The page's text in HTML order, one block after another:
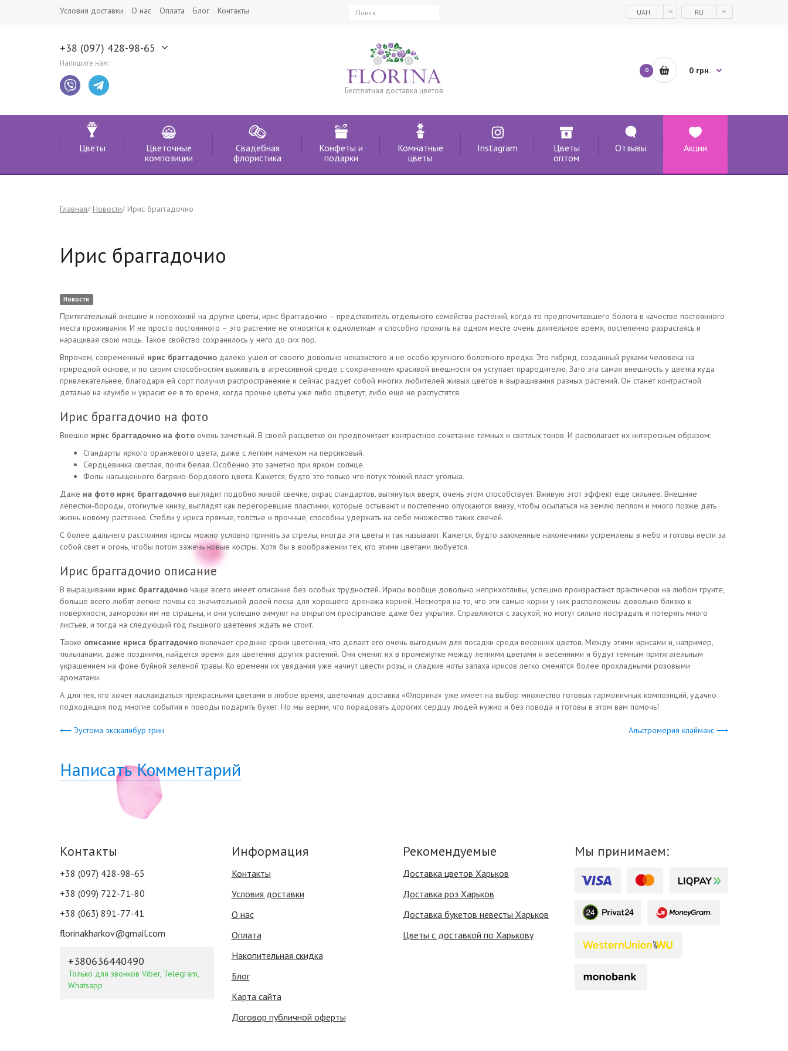
Условия доставки О нас Оплата Блог Контакты UAH RU
+38 (097) 428-98-65
Напишите нам:
Бесплатная доставка цветов
0 0 грн.
Цветы
Цветочные
композиции
Свадебная
флористика
Конфеты и
подарки
Комнатные
цветы
Instagram
Цветы
оптом
Отзывы Акции
Главная Новости Ирис браггадочио
Ирис браггадочио
Новости
Притягательный внешне и непохожий на другие цветы, ирис браггадочио – представитель отдельного семейства растений, когда-то предпочитавшего болота в качестве постоянного
места проживания. И не просто постоянного – это растение не относится к однолеткам и способно прожить на одном месте очень длительное время, постепенно разрастаясь и
наращивая свою мощь. Такое свойство сохранилось у него до сих пор.
Впрочем, современный ирис браггадочио далеко ушел от своего довольно неказистого и не особо крупного болотного предка. Это гибрид, созданный руками человека на
природной основе, и по своим способностям выживать в агрессивной среде с сохранением красивой внешности он уступает прародителю. Зато эта самая внешность у цветка куда
привлекательнее, благодаря ей сорт получил распространение и сейчас радует собой многих любителей живых цветов и выращивания разных растений. Он станет контрастной
деталью на клумбе и украсит ее в то время, когда прочие цветы уже либо отцветут, либо еще не распустятся.
Ирис браггадочио на фото
Внешне ирис браггадочио на фото очень заметный. В своей расцветке он предпочитает контрастное сочетание темных и светлых тонов. И располагает их интересным образом:
Стандарты яркого оранжевого цвета, даже с легким намеком на персиковый.
Сердцевинка светлая, почти белая. Особенно это заметно при ярком солнце.
Фолы насыщенного багряно-бордового цвета. Кажется, будто это только что потух тонкий пласт уголька.
Даже на фото ирис браггадочио выглядит подобно живой свечке, окрас стандартов, вытянутых вверх, очень этом способствует. Вживую этот эффект еще сильнее. Внешние
лепестки-бороды, отогнутые книзу, выглядят как перегоревшие пластинки, которые остывают и постепенно опускаются внизу, чтобы осыпаться на землю пеплом и много позже дать
жизнь новому растению. Стебли у ириса прямые, толстые и прочные, способны удержать на себе множество таких свечей.
С более дальнего расстояния ирисы можно условно принять за стрелы, иногда эти цветы и так называют. Кажется, будто зажженные наконечники устремлены в небо и готовы нести за
собой свет и огонь, чтобы потом зажечь новые костры. Хотя бы в воображении тех, кто этими цветами любуется.
Ирис браггадочио описание
В выращивании ирис браггадочио чаще всего имеет описание без особых трудностей. Ирисы вообще довольно неприхотливы, успешно произрастают практически на любом грунте,
больше всего любят легкие почвы со значительной долей песка для хорошего дренажа корней. Несмотря на то, что эти самые корни у них расположены довольно близко к
поверхности, заморозки им не страшны, и они успешно зимуют на открытом пространстве даже без укрытия. Справляются с засухой, но могут сильно пострадать и потерять много
листьев, и тогда на следующий год пышного цветения ждать не стоит.
Также описание ириса браггадочио включает средние сроки цветения, что делает его очень выгодным для посадки среди весенних цветов. Между этими ирисами и, например,
тюльпанами, даже поздними, найдется время для цветения других растений. Они сменят их в промежутке между летними цветами и весенними и будут темным притягательным
украшением на фоне буйной зеленой травы. Ко времени их увядания уже начнут цвести розы, и сладкие ноты запаха ирисов легко сменятся более прохладными розовыми
ароматами.
А для тех, кто хочет наслаждаться прекрасными цветами в любое время, цветочная доставка «Флорина» уже имеет на выбор множество готовых гармоничных композиций, удачно
подходящих под многие события и поводы подарить букет. Но мы верим, что порадовать дорогих сердцу людей нужно и без повода и готовы в этом вам помочь!
⟵ Эустома экскалибур грин Альстромерия клаймакс ⟶
Написать Комментарий
Контакты
+38 (097) 428-98-65
+38 (099) 722-71-80
+38 (063) 891-77-41
florinakharkov@gmail.com
+380636440490
Только для звонков Viber, Telegram,
Whatsapp
Информация
Контакты
Условия доставки
О нас
Оплата
Накопительная скидка
Блог
Карта сайта
Договор публичной оферты
Рекомендуемые
Доставка цветов Харьков
Доставка роз Харьков
Доставка букетов невесты Харьков
Цветы с доставкой по Харькову
Мы принимаем: